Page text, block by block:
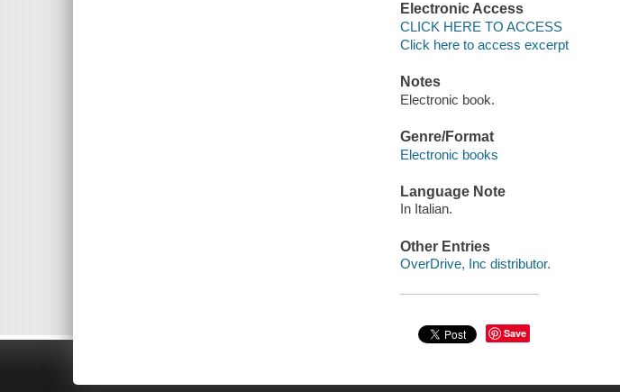
Electronic Access
CLICK HERE TO ACCESS
Click here to access excerpt
Notes
Electronic book.
Genre/Format
Electronic books
Language Note
In Italian.
Other Entries
OverDrive, Inc distributor.
Save